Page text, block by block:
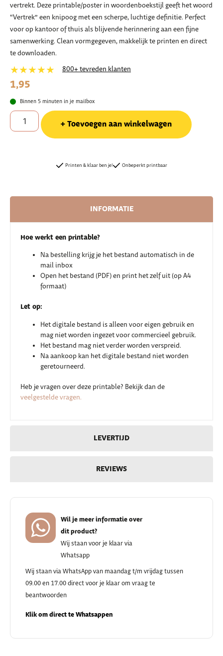
vertrekt. Deze printable/poster in woordenboekstijl geeft het woord
“Vertrek” een knipoog met een scherpe, luchtige definitie. Perfect
voor op kantoor of thuis als blijvende herinnering aan een fijne
samenwerking. Clean vormgegeven, makkelijk te printen en direct
te downloaden.
★★★★★ 800+ tevreden klanten
1,95
Binnen 5 minuten in je mailbox
Toevoegen aan winkelwagen
Printen & klaar ben je! Onbeperkt printbaar
INFORMATIE
LEVERTIJD
REVIEWS
Hoe werkt een printable?
Na bestelling krijg je het bestand automatisch in de
mail inbox
Open het bestand (PDF) en print het zelf uit (op A4
formaat)
Let op:
Het digitale bestand is alleen voor eigen gebruik en
mag niet worden ingezet voor commercieel gebruik.
Het bestand mag niet verder worden verspreid.
Na aankoop kan het digitale bestand niet worden
geretourneerd.
Heb je vragen over deze printable? Bekijk dan de
veelgestelde vragen.
Wil je meer informatie over
dit product?
Wij staan voor je klaar via
Whatsapp
Wij staan via WhatsApp van maandag t/m vrijdag tussen
09.00 en 17.00 direct voor je klaar om vraag te
beantwoorden
Klik om direct te Whatsappen